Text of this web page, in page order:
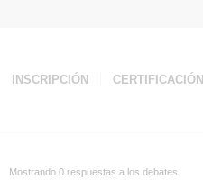
INSCRIPCIÓN CERTIFICACIÓN
Mostrando 0 respuestas a los debates